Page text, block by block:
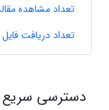
تعداد مشاهده
تعداد دریافت
دسترسی سریع